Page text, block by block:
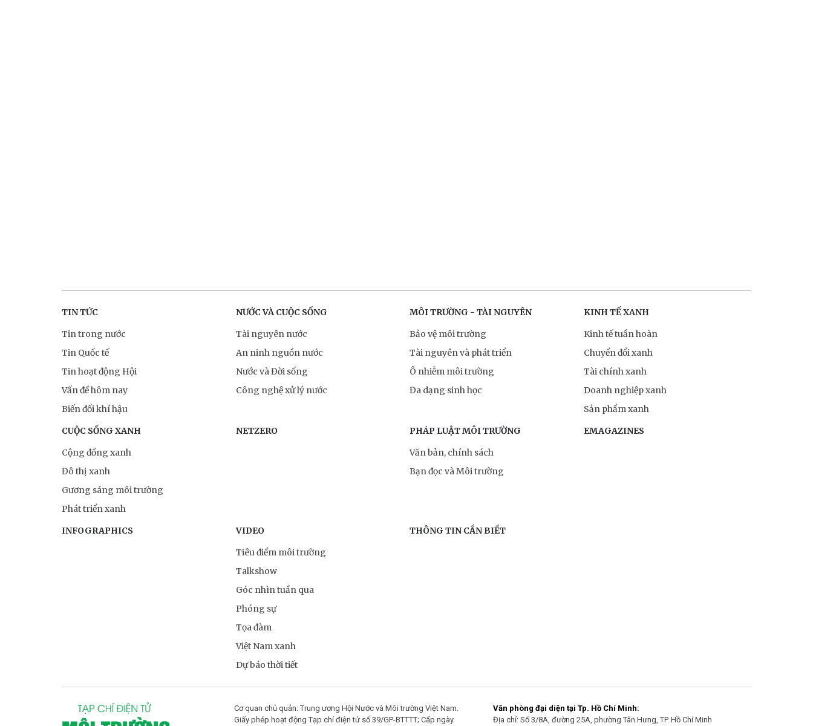
TIN TỨC
Tin trong nước
Tin Quốc tế
Tin hoạt động Hội
Vấn đề hôm nay
Biến đổi khí hậu
NƯỚC VÀ CUỘC SỐNG
Tài nguyên nước
An ninh nguồn nước
Nước và Đời sống
Công nghệ xử lý nước
MÔI TRƯỜNG - TÀI NGUYÊN
Bảo vệ môi trường
Tài nguyên và phát triển
Ô nhiễm môi trường
Đa dạng sinh học
KINH TẾ XANH
Kinh tế tuần hoàn
Chuyển đổi xanh
Tài chính xanh
Doanh nghiệp xanh
Sản phẩm xanh
CUỘC SỐNG XANH
Cộng đồng xanh
Đô thị xanh
Gương sáng môi trường
Phát triển xanh
NETZERO
PHÁP LUẬT MÔI TRƯỜNG
Văn bản, chính sách
Bạn đọc và Môi trường
EMAGAZINES
INFOGRAPHICS
VIDEO
Tiêu điểm môi trường
Talkshow
Góc nhìn tuần qua
Phóng sự
Tọa đàm
Việt Nam xanh
Dự báo thời tiết
THÔNG TIN CẦN BIẾT
Cơ quan chủ quản: Trung ương Hội Nước và Môi trường Việt Nam.
Giấy phép hoạt động Tạp chí điện tử số 39/GP-BTTTT; Cấp ngày
Văn phòng đại diện tại Tp. Hồ Chí Minh:
Địa chỉ: Số 3/8A, đường 25A, phường Tân Hưng, TP. Hồ Chí Minh